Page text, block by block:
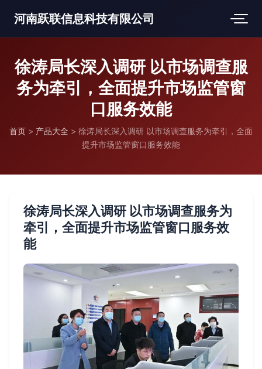
河南跃联信息科技有限公司
徐涛局长深入调研 以市场调查服
务为牵引，全面提升市场监管窗
口服务效能
首页 > 产品大全 > 徐涛局长深入调研 以市场调查服务为牵引，全面
提升市场监管窗口服务效能
徐涛局长深入调研 以市场调查服务为
牵引，全面提升市场监管窗口服务效
能